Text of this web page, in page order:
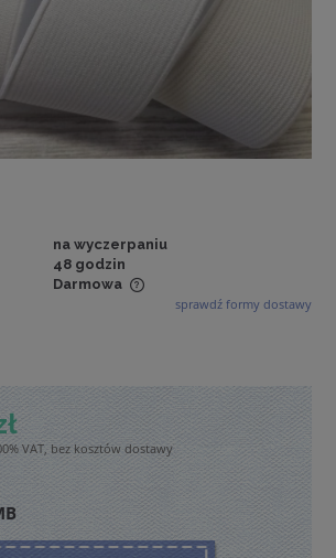
na wyczerpaniu
48 godzin
Darmowa
ewentualnych kosztów płatności
sprawdź formy dostawy
VAT, bez kosztów dostawy